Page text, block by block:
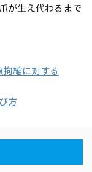
が生え代わるまで
縮に対する
方